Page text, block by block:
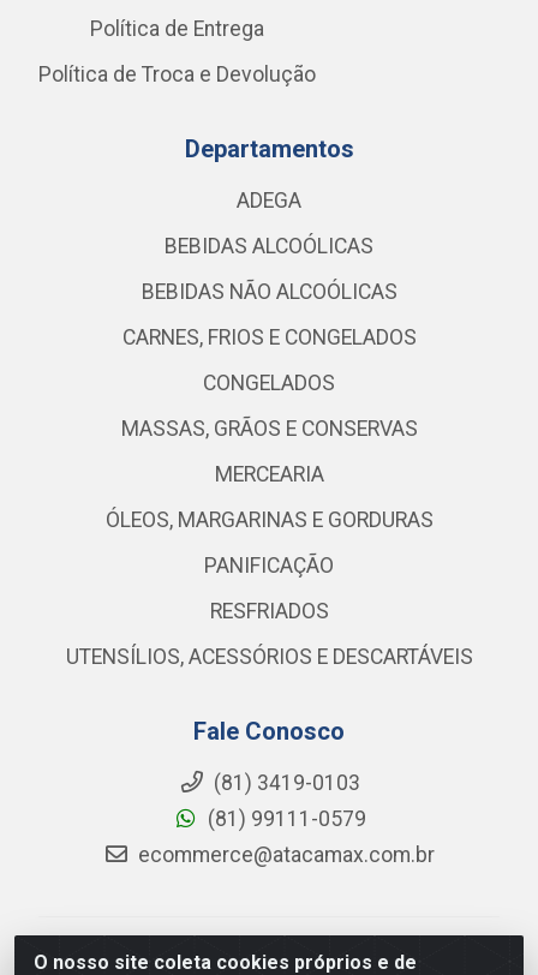
O nosso site coleta cookies próprios e de
Política de Entrega
Política de Troca e Devolução
Departamentos
ADEGA
BEBIDAS ALCOÓLICAS
BEBIDAS NÃO ALCOÓLICAS
CARNES, FRIOS E CONGELADOS
CONGELADOS
MASSAS, GRÃOS E CONSERVAS
MERCEARIA
ÓLEOS, MARGARINAS E GORDURAS
PANIFICAÇÃO
RESFRIADOS
UTENSÍLIOS, ACESSÓRIOS E DESCARTÁVEIS
Fale Conosco
(81) 3419-0103
(81) 99111-0579
ecommerce@atacamax.com.br
Atacamax Importadora de Alimentos LTDA - RODOVIA